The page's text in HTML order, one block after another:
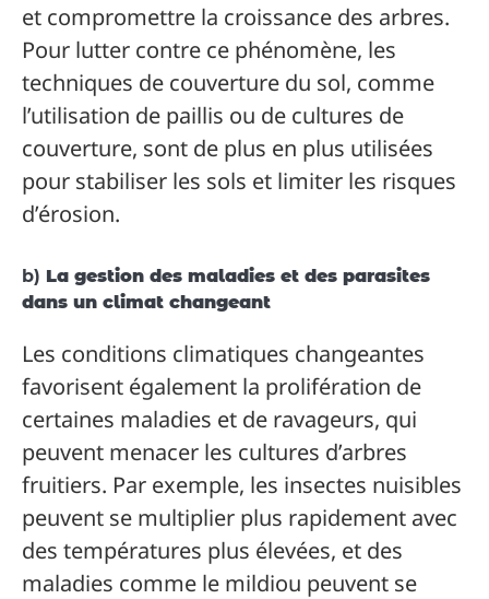
et compromettre la croissance des arbres.
Pour lutter contre ce phénomène, les
techniques de couverture du sol, comme
l’utilisation de paillis ou de cultures de
couverture, sont de plus en plus utilisées
pour stabiliser les sols et limiter les risques
d’érosion.
b) La gestion des maladies et des parasites
dans un climat changeant
Les conditions climatiques changeantes
favorisent également la prolifération de
certaines maladies et de ravageurs, qui
peuvent menacer les cultures d’arbres
fruitiers. Par exemple, les insectes nuisibles
peuvent se multiplier plus rapidement avec
des températures plus élevées, et des
maladies comme le mildiou peuvent se